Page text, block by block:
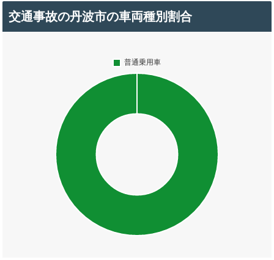
交通事故の丹波市の車両種別割合